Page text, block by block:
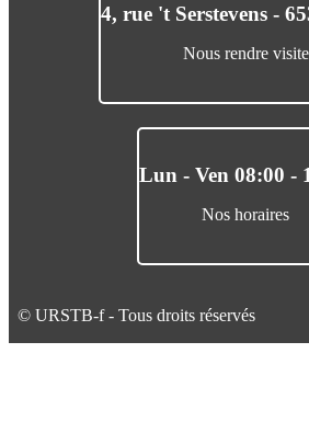
4, rue 't Serstevens -
Nous rendre visite
Lun - Ven 08:00 -
Nos horaires
© URSTB-f - Tous droits réservés